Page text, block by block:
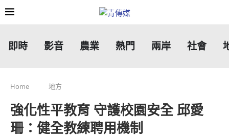
即時 影音 農業 熱門 兩岸 社會
Home 地方
強化性平教育 守護校園安全 邱愛
珊：健全教練聘用機制